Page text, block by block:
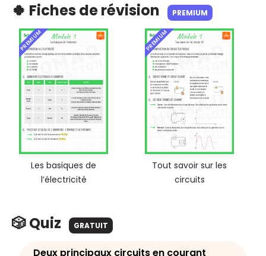
🍀 Fiches de révision PREMIUM
PREMIUM
Les basiques de
l’électricité
PREMIUM
Tout savoir sur les
circuits
🎲 Quiz GRATUIT
Deux principaux circuits en courant